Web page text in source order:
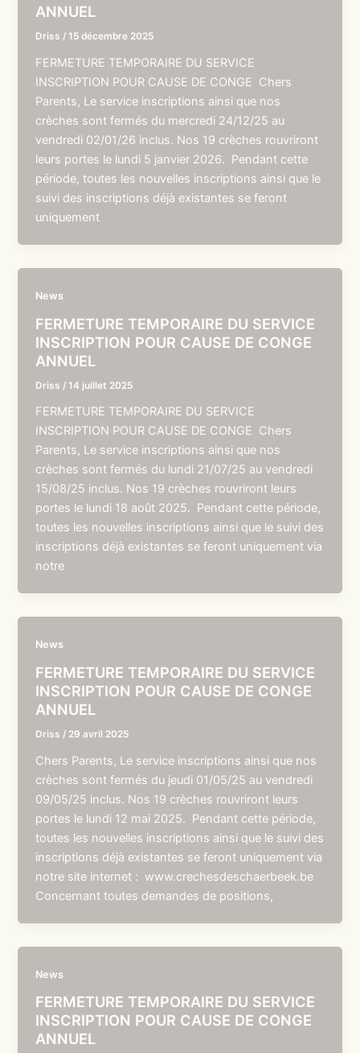
ANNUEL
Driss /15 décembre 2025
FERMETURE TEMPORAIRE DU SERVICE
INSCRIPTION POUR CAUSE DE CONGE Chers
Parents, Le service inscriptions ainsi que nos
crèches sont fermés du mercredi 24/12/25 au
vendredi 02/01/26 inclus. Nos 19 crèches rouvriront
leurs portes le lundi 5 janvier 2026. Pendant cette
période, toutes les nouvelles inscriptions ainsi que le
suivi des inscriptions déjà existantes se feront
uniquement
News
FERMETURE TEMPORAIRE DU SERVICE
INSCRIPTION POUR CAUSE DE CONGE
ANNUEL
Driss /14 juillet 2025
FERMETURE TEMPORAIRE DU SERVICE
INSCRIPTION POUR CAUSE DE CONGE Chers
Parents, Le service inscriptions ainsi que nos
crèches sont fermés du lundi 21/07/25 au vendredi
15/08/25 inclus. Nos 19 crèches rouvriront leurs
portes le lundi 18 août 2025. Pendant cette période,
toutes les nouvelles inscriptions ainsi que le suivi des
inscriptions déjà existantes se feront uniquement via
notre
News
FERMETURE TEMPORAIRE DU SERVICE
INSCRIPTION POUR CAUSE DE CONGE
ANNUEL
Driss / 29 avril 2025
Chers Parents, Le service inscriptions ainsi que nos
crèches sont fermés du jeudi 01/05/25 au vendredi
09/05/25 inclus. Nos 19 crèches rouvriront leurs
portes le lundi 12 mai 2025. Pendant cette période,
toutes les nouvelles inscriptions ainsi que le suivi des
inscriptions déjà existantes se feront uniquement via
notre site internet : www.crechesdeschaerbeek.be
Concernant toutes demandes de positions,
News
FERMETURE TEMPORAIRE DU SERVICE
INSCRIPTION POUR CAUSE DE CONGE
ANNUEL